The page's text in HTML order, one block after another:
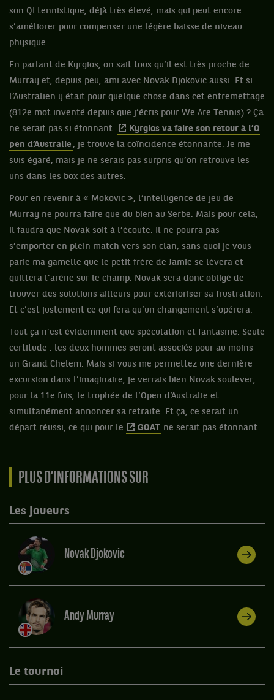
son QI tennistique, déjà très élevé, mais qui peut encore
s’améliorer pour compenser une légère baisse de niveau
physique.
En parlant de Kyrgios, on sait tous qu’il est très proche de
Murray et, depuis peu, ami avec Novak Djokovic aussi. Et si
l’Australien y était pour quelque chose dans cet entremettage
(812e mot inventé depuis que j’écris pour We Are Tennis) ? Ça
ne serait pas si étonnant.
Kyrgios va faire son retour à l’O
pen d’Australie , je trouve la coïncidence étonnante. Je me
suis égaré, mais je ne serais pas surpris qu’on retrouve les
uns dans les box des autres.
Pour en revenir à « Mokovic », l’intelligence de jeu de
Murray ne pourra faire que du bien au Serbe. Mais pour cela,
il faudra que Novak soit à l’écoute. Il ne pourra pas
s’emporter en plein match vers son clan, sans quoi je vous
parie ma gamelle que le petit frère de Jamie se lèvera et
quittera l’arène sur le champ. Novak sera donc obligé de
trouver des solutions ailleurs pour extérioriser sa frustration.
Et c’est justement ce qui fera qu’un changement s’opérera.
Tout ça n’est évidemment que spéculation et fantasme. Seule
certitude : les deux hommes seront associés pour au moins
un Grand Chelem. Mais si vous me permettez une dernière
excursion dans l’imaginaire, je verrais bien Novak soulever,
pour la 11e fois, le trophée de l’Open d’Australie et
simultanément annoncer sa retraite. Et ça, ce serait un
départ réussi, ce qui pour le
GOAT ne serait pas étonnant.
PLUS D’INFORMATIONS SUR
Les joueurs
Novak Djokovic
Andy Murray
Le tournoi